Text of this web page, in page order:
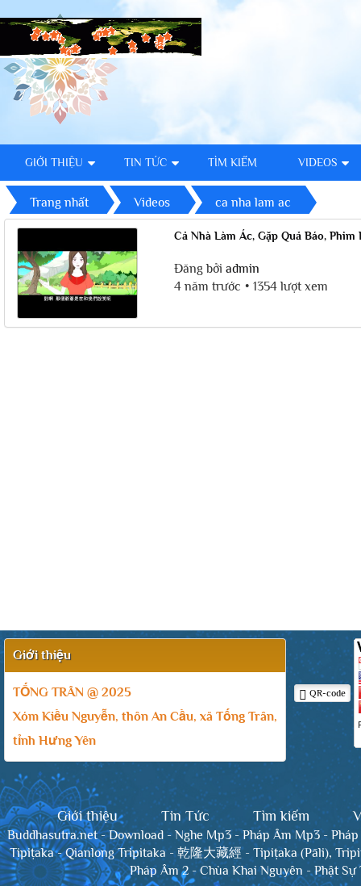
GIỚI THIỆU TIN TỨC TÌM KIẾM VIDEOS
Trang nhất Videos ca nha lam ac
Cả Nhà Làm Ác, Gặp Quả Báo,
Đăng bởi admin
4 năm trước
1354 lượt xem
Giới thiệu
TỐNG TRÂN @ 2025
Xóm Kiều Nguyễn, thôn An Cầu, xã Tống Trân,
tỉnh Hưng Yên
QR-code
Giới thiệu Tin Tức Tìm kiếm
Buddhasutra.net-Download - Nghe Mp3-Pháp Âm Mp3-
Tipiṭaka-Qianlong Tripitaka - 乾隆大藏經- Tipiṭaka (Pāli),
Pháp Âm 2 -Chùa Khai Nguyên -Phật Sự